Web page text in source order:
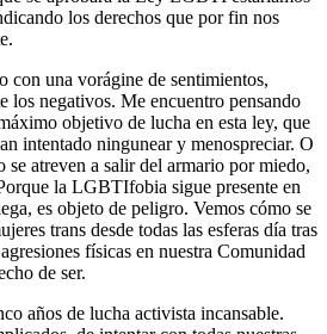
los derechos que por fin nos
con una vorágine de sentimientos,
los negativos. Me encuentro pensando
objetivo de lucha en esta ley, que
intentado ningunear y menospreciar. O
se atreven a salir del armario por miedo,
la LGBTIfobia sigue presente en
es objeto de peligro. Vemos cómo se
trans desde todas las esferas día tras
físicas en nuestra Comunidad
de ser.
años de lucha activista incansable.